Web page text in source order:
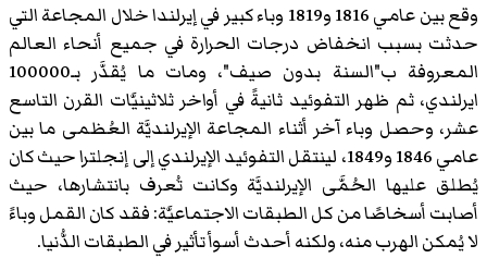
وقع بين عامي 1816 و1819 وباء كبير في إيرلندا خلال المجاعة التي
حدثت بسبب انخفاض درجات الحرارة في جميع أنحاء العالم
المعروفة ب"السنة بدون صيف"، ومات ما يُقدَّر بـ100000
ايرلندي، ثم ظهر التفوئيد ثانيةً في أواخر ثلاثينيَّات القرن التاسع
عشر، وحصل وباء آخر أثناء المجاعة الإيرلنديَّة العُظمى ما بين
عامي 1846 و1849، لينتقل التفوئيد الإيرلندي إلى إنجلترا حيث كان
يُطلق عليها الحُمَّى الإيرلنديَّة وكانت تُعرف بانتشارها، حيث
أصابت أسخاصًا من كل الطبقات الاجتماعيَّة: فقد كان القمل وباءً
لا يُمكن الهرب منه، ولكنه أحدث أسوأ تأثير في الطبقات الدُّنيا.